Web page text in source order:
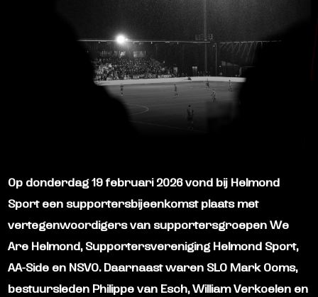
Op donderdag 19 februari 2026 vond bij Helmond
Sport een supportersbijeenkomst plaats met
vertegenwoordigers van supportersgroepen We
Are Helmond, Supportersvereniging Helmond Sport,
AA-Side en NSVO. Daarnaast waren SLO Mark Ooms,
bestuursleden Philippe van Esch, William Verkoelen en